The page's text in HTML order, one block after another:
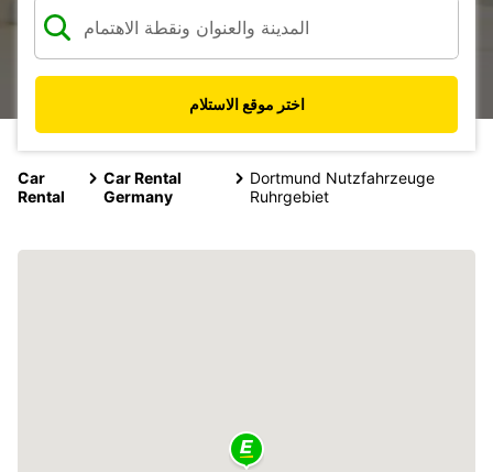
اختر موقع الاستلام
Car
Rental
Car Rental
Germany
Dortmund Nutzfahrzeuge
Ruhrgebiet